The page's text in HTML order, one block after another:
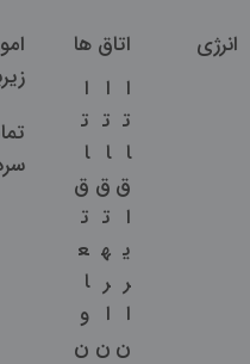
انرژی
اتاق ها
ا
ت
ا
ق
ا
ی
ر
ا
ن
ا
ت
ا
ق
ت
ه
ر
ا
ن
ا
ت
ا
ق
ت
ع
ا
و
ن